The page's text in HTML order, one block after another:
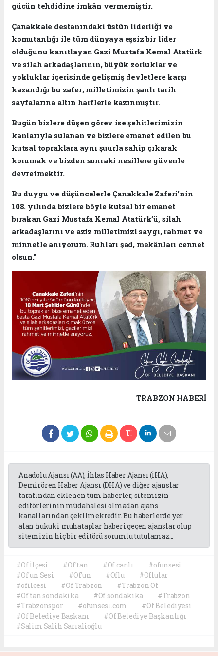
gücün tehdidine imkân vermemiştir.
Çanakkale destanındaki üstün liderliği ve
komutanlığı ile tüm dünyaya eşsiz bir lider
olduğunu kanıtlayan Gazi Mustafa Kemal Atatürk
ve silah arkadaşlarının, büyük zorluklar ve
yokluklar içerisinde gelişmiş devletlere karşı
kazandığı bu zafer; milletimizin şanlı tarih
sayfalarına altın harflerle kazınmıştır.
Bugün bizlere düşen görev ise şehitlerimizin
kanlarıyla sulanan ve bizlere emanet edilen bu
kutsal topraklara aynı şuurla sahip çıkarak
korumak ve bizden sonraki nesillere güvenle
devretmektir.
Bu duygu ve düşüncelerle Çanakkale Zaferi’nin
108. yılında bizlere böyle kutsal bir emanet
bırakan Gazi Mustafa Kemal Atatürk’ü, silah
arkadaşlarını ve aziz milletimizi saygı, rahmet ve
minnetle anıyorum. Ruhları şad, mekânları cennet
olsun."
TRABZON HABERİ
Anadolu Ajansı (AA), İhlas Haber Ajansı (İHA),
Demirören Haber Ajansı (DHA) ve diğer ajanslar
tarafından eklenen tüm haberler, sitemizin
editörlerinin müdahalesi olmadan ajans
kanallarından çekilmektedir. Bu haberlerde yer
alan hukuki muhataplar haberi geçen ajanslar olup
sitemizin hiç bir editörü sorumlu tutulamaz...
#Of İlçesi #Of'tan #Of canlı
#ofunsesi
#Of'un Sesi
#Of'un #Oflu
#Oflular
#ofilcesi
#Of Trabzon
#Trabzon Of
#Of'tan sondakika
#Of sondakika
#Trabzon
#Trabzonspor
#ofunsesi.com
#Of Belediyesi
#Of Belediye Başkanı
#Of Belediye Başkanlığı
#Salim Salih Sarıalioğlu